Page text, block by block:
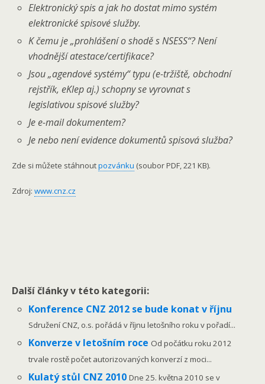
Elektronický spis a jak ho dostat mimo systém
elektronické spisové služby.
K čemu je „prohlášení o shodě s NSESS“? Není
vhodnější atestace/certifikace?
Jsou „agendové systémy“ typu (e-tržiště, obchodní
rejstřík, eKlep aj.) schopny se vyrovnat s
legislativou spisové služby?
Je e-mail dokumentem?
Je nebo není evidence dokumentů spisová služba?
Zde si můžete stáhnoutpozvánku (soubor PDF, 221 KB).
Zdroj: www.cnz.cz
Další články v této kategorii:
Konference CNZ 2012 se bude konat v říjnu
Sdružení CNZ, o.s. pořádá v říjnu letošního roku v pořadí...
Konverze v letošním roce Od počátku roku 2012
trvale rostě počet autorizovaných konverzí z moci...
Kulatý stůl CNZ 2010Dne 25. května 2010 se v